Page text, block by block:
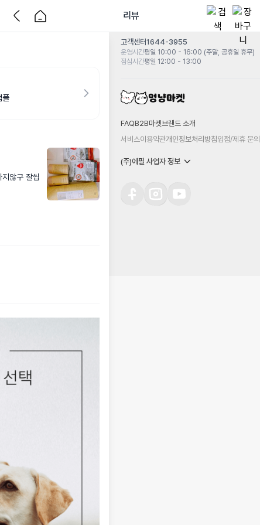
리뷰
플
않구 잘씹
고객센터1644-3955
운영시간평일 10:00 - 16:00 (주말, 공휴일 휴무)
점심시간평일 12:00 - 13:00
FAQB2B마켓 브랜드 소개
서비스이용약관개인정보처리방침입점/제휴 문의
(주)에필 사업자 정보